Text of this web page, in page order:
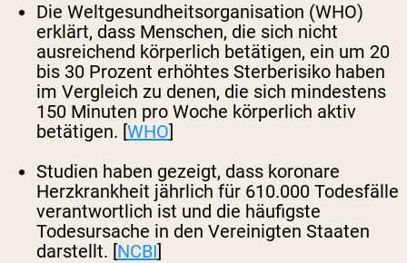
Die Weltgesundheitsorganisation (WHO)
erklärt, dass Menschen, die sich nicht
ausreichend körperlich betätigen, ein um 20
bis 30 Prozent erhöhtes Sterberisiko haben
im Vergleich zu denen, die sich mindestens
150 Minuten pro Woche körperlich aktiv
betätigen. [WHO]
Studien haben gezeigt, dass koronare
Herzkrankheit jährlich für 610.000 Todesfälle
verantwortlich ist und die häufigste
Todesursache in den Vereinigten Staaten
darstellt. [NCBI]